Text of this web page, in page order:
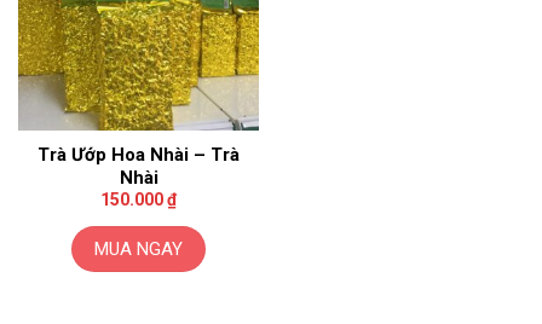
Trà Ướp Hoa Nhài – Trà
Nhài
150.000₫
MUA NGAY